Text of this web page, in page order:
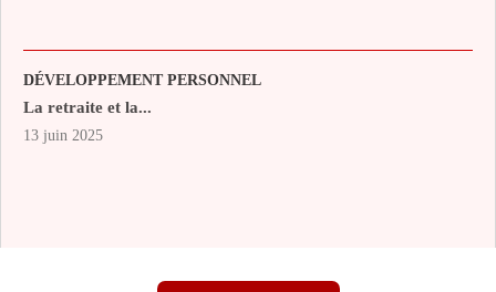
DÉVELOPPEMENT PERSONNEL
La retraite et la...
13 juin 2025